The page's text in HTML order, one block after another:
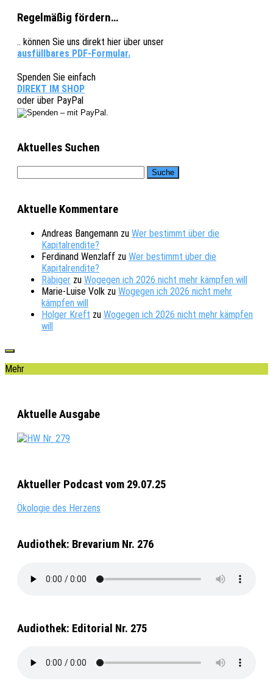
Regelmäßig fördern…
.. können Sie uns direkt hier über unser
ausfüllbares PDF-Formular.
Spenden Sie einfach
DIREKT IM SHOP
oder über PayPal
Aktuelles Suchen
Aktuelle Kommentare
Andreas Bangemann zu Wer bestimmt über die
Kapitalrendite?
Ferdinand Wenzlaff zu Wer bestimmt über die
Kapitalrendite?
Räbiger zu Wogegen ich 2026 nicht mehr kämpfen will
Marie-Luise Volk zu Wogegen ich 2026 nicht mehr
kämpfen will
Holger Kreft zu Wogegen ich 2026 nicht mehr kämpfen
will
Mehr
Aktuelle Ausgabe
Aktueller Podcast vom 29.07.25
Ökologie des Herzens
Audiothek: Brevarium Nr. 276
Audiothek: Editorial Nr. 275